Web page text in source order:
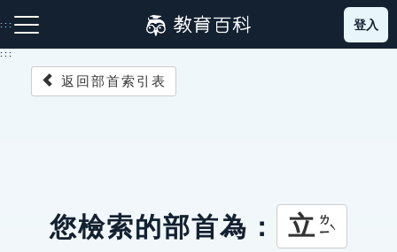
到
主
::: 登入
:::
返回部首索引表
您檢索的部首為： 立 ㄌㄧˋ